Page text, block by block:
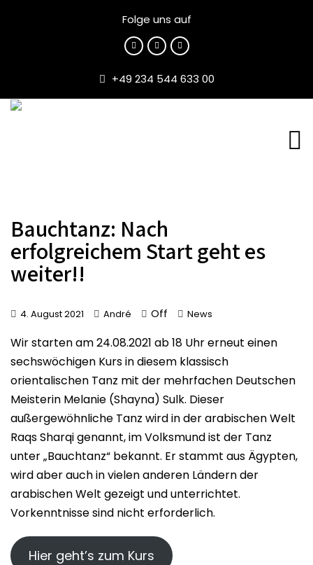
Folge uns auf
+49 234 544 633 00
Bauchtanz: Nach
erfolgreichem Start geht es
weiter!!
4. August 2021 André Off News
Wir starten am 24.08.2021 ab 18 Uhr erneut einen
sechswöchigen Kurs in diesem klassisch
orientalischen Tanz mit der mehrfachen Deutschen
Meisterin Melanie (Shayna) Sulk. Dieser
außergewöhnliche Tanz wird in der arabischen Welt
Raqs Sharqi genannt, im Volksmund ist der Tanz
unter „Bauchtanz“ bekannt. Er stammt aus Ägypten,
wird aber auch in vielen anderen Ländern der
arabischen Welt gezeigt und unterrichtet.
Vorkenntnisse sind nicht erforderlich.
Hier geht’s zum Kurs